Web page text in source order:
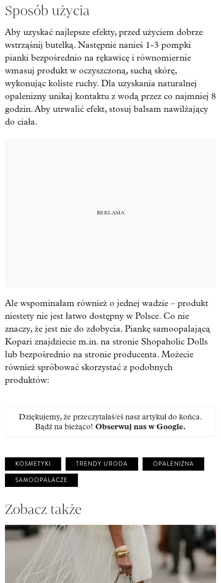
Sposób użycia
Aby uzyskać najlepsze efekty, przed użyciem dobrze
wstrząśnij butelką. Następnie nanieś 1-3 pompki
pianki bezpośrednio na rękawicę i równomiernie
wmasuj produkt w oczyszczoną, suchą skórę,
wykonując koliste ruchy. Dla uzyskania naturalnej
opalenizny unikaj kontaktu z wodą przez co najmniej 8
godzin. Aby utrwalić efekt, stosuj balsam nawilżający
do ciała.
Ale wspominałam również o jednej wadzie – produkt
niestety nie jest łatwo dostępny w Polsce. Co nie
znaczy, że jest nie do zdobycia. Piankę samoopalającą
Kopari znajdziecie m.in. na stronie Shopaholic Dolls
lub bezpośrednio na stronie producenta. Możecie
również spróbować skorzystać z podobnych
produktów:
Dziękujemy, że przeczytałaś/eś nasz artykuł do końca.
Bądź na bieżąco! Obserwuj nas w Google.
KOSMETYKI TRENDY URODA
OPALENIZNA
SAMOOPALACZE
Zobacz także